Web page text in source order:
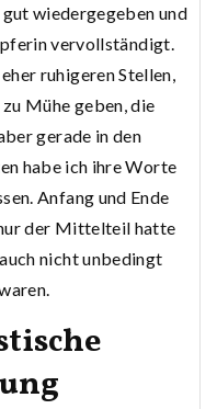
wiedergegeben und
vervollständigt.
ruhigeren Stellen,
Mühe geben, die
gerade in den
habe ich ihre Worte
Anfang und Ende
der Mittelteil hatte
nicht unbedingt